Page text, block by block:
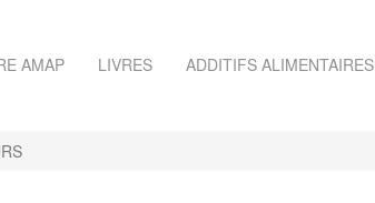
AMAP LIVRES ADDITIFS ALIMENTAIRES